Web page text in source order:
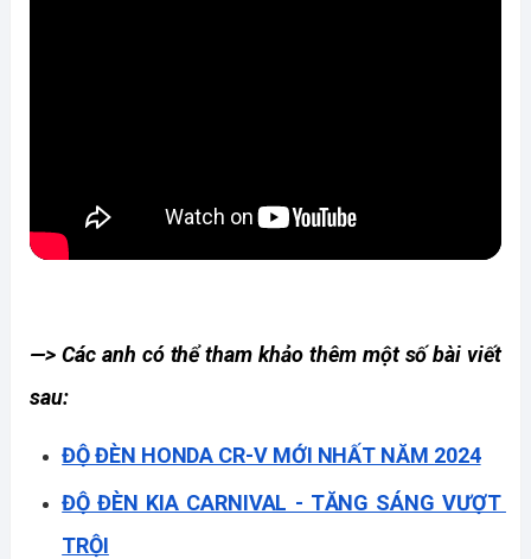
—> Các anh có thể tham khảo thêm một số bài viết
sau:
ĐỘ ĐÈN HONDA CR-V MỚI NHẤT NĂM 2024
ĐỘ ĐÈN KIA CARNIVAL - TĂNG SÁNG VƯỢT
TRỘI